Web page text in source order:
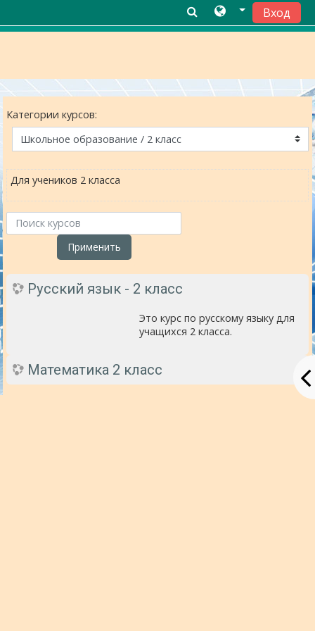
Перейти к основному содержанию
Вход
Категории курсов:
Для учеников 2 класса
Применить
Русский язык - 2 класс
Это курс по русскому языку для
учащихся 2 класса.
Математика 2 класс